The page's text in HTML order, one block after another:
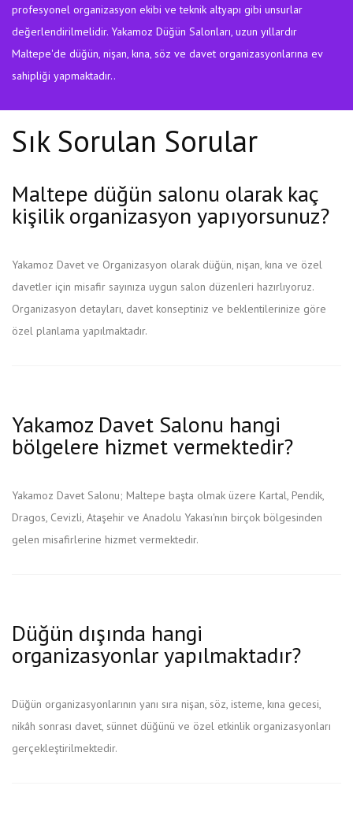
profesyonel organizasyon ekibi ve teknik altyapı gibi unsurlar
değerlendirilmelidir. Yakamoz Düğün Salonları, uzun yıllardır
Maltepe'de düğün, nişan, kına, söz ve davet organizasyonlarına ev
sahipliği yapmaktadır..
Sık Sorulan Sorular
Maltepe düğün salonu olarak kaç
kişilik organizasyon yapıyorsunuz?
Yakamoz Davet ve Organizasyon olarak düğün, nişan, kına ve özel
davetler için misafir sayınıza uygun salon düzenleri hazırlıyoruz.
Organizasyon detayları, davet konseptiniz ve beklentilerinize göre
özel planlama yapılmaktadır.
Yakamoz Davet Salonu hangi
bölgelere hizmet vermektedir?
Yakamoz Davet Salonu; Maltepe başta olmak üzere Kartal, Pendik,
Dragos, Cevizli, Ataşehir ve Anadolu Yakası'nın birçok bölgesinden
gelen misafirlerine hizmet vermektedir.
Düğün dışında hangi
organizasyonlar yapılmaktadır?
Düğün organizasyonlarının yanı sıra nişan, söz, isteme, kına gecesi,
nikâh sonrası davet, sünnet düğünü ve özel etkinlik organizasyonları
gerçekleştirilmektedir.